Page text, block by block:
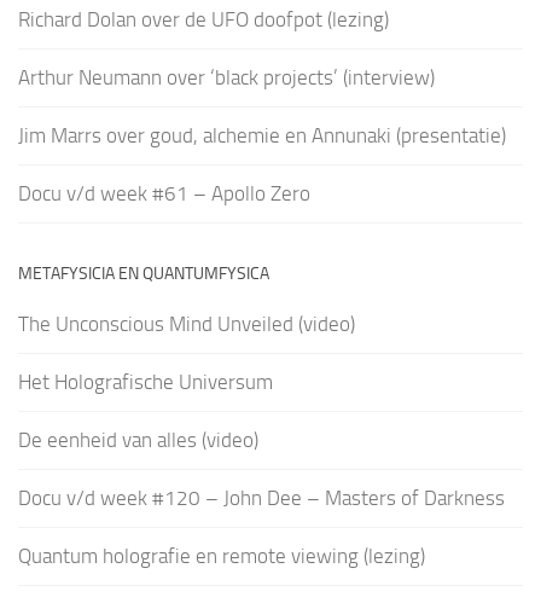
Richard Dolan over de UFO doofpot (lezing)
Arthur Neumann over ‘black projects’ (interview)
Jim Marrs over goud, alchemie en Annunaki (presentatie)
Docu v/d week #61 – Apollo Zero
METAFYSICIA EN QUANTUMFYSICA
The Unconscious Mind Unveiled (video)
Het Holografische Universum
De eenheid van alles (video)
Docu v/d week #120 – John Dee – Masters of Darkness
Quantum holografie en remote viewing (lezing)